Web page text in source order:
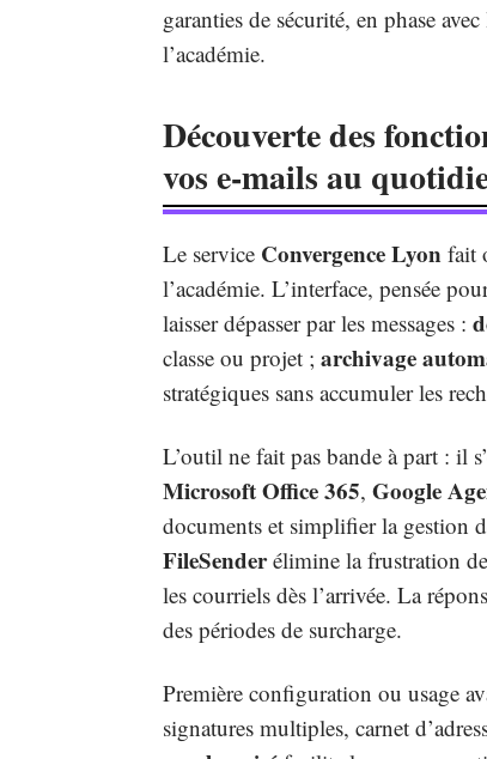
garanties de sécurité, en phase
l’académie.
Découverte des
vos e-mails au
Le service Convergence Lyon fait
l’académie. L’interface, pensée
laisser dépasser par les messages :
classe ou projet ; archivage
stratégiques sans accumuler les
L’outil ne fait pas bande à part : il
Microsoft Office 365, Google
documents et simplifier la gestion
FileSenderélimine la frustration
les courriels dès l’arrivée. La
des périodes de surcharge.
Première configuration ou usage
signatures multiples, carnet